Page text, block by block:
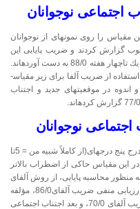
اجتماعی نوجوانان
سه عاملی اين مقياس را روی نمونه­ای از نوجوانان
گزارش كردند و ضريب پايايی اين
مقياس را به روش بازآزمايی با فواصل زمانی از يك تاچهار هفته 88/0 به دست آورده­اند.
علاوه بر اين ميزان همسانی درونی مقياس را با استفاده از ضريب آلفا برای زير مقياس­
در موقعيت­های جديد و اجتناب
نوجوانان
نوجوانان به صورت مدرج پنج درجه­ای(از كاملاً شبيه من = 5تا
نمره­های بالا در اين مقياس حاكی از اضطراب بالاتر
در پژوهش خود به منظور محاسبه پايايی، از روش آلفای
كرونباخ استفاده کردند كه برای مؤلفه ترس از ارزيابی منفی ضريب آلفای86/0، مؤلفه
اجتناب اجتماعی و اندوه در موقعيت­هايی جديد ضريب آلفای 70/0، و بعد اجتناب اجتماعی